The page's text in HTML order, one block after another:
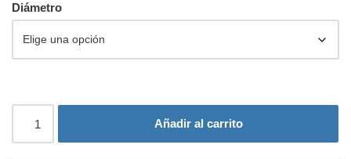
Diámetro
Añadir al carrito